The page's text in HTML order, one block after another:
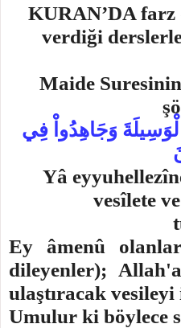
KURAN’DA
verdiği
Maide
الْوَسِيلَةَ وَجَاهِدُواْ فِي
Yâ
vesîlete
Ey âmenû
dileyenler);
ulaştıracak
Umulur ki böylece